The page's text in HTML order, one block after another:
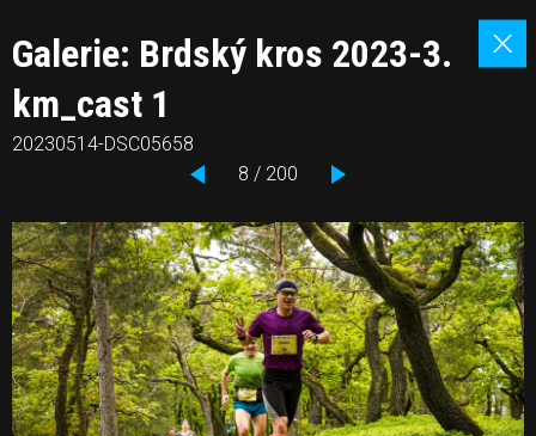
Galerie: Brdský kros 2023-3.
km_cast 1
20230514-DSC05658
8 / 200